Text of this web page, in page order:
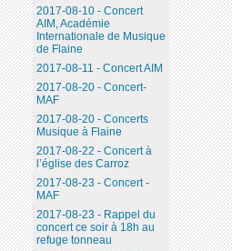
2017-08-10 - Concert
AIM, Académie
Internationale de Musique
de Flaine
2017-08-11 - Concert AIM
2017-08-20 - Concert-
MAF
2017-08-20 - Concerts
Musique à Flaine
2017-08-22 - Concert à
l’église des Carroz
2017-08-23 - Concert -
MAF
2017-08-23 - Rappel du
concert ce soir à 18h au
refuge tonneau